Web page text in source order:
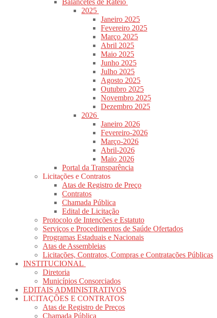
Balancetes de Rateio
2025
Janeiro 2025
Fevereiro 2025
Março 2025
Abril 2025
Maio 2025
Junho 2025
Julho 2025
Agosto 2025
Outubro 2025
Novembro 2025
Dezembro 2025
2026
Janeiro 2026
Fevereiro-2026
Março-2026
Abril-2026
Maio 2026
Portal da Transparência
Licitações e Contratos
Atas de Registro de Preço
Contratos
Chamada Pública
Edital de Licitação
Protocolo de Intenções e Estatuto
Serviços e Procedimentos de Saúde Ofertados
Programas Estaduais e Nacionais
Atas de Assembleias
Licitações, Contratos, Compras e Contratações Públicas
INSTITUCIONAL
Diretoria
Municípios Consorciados
EDITAIS ADMINISTRATIVOS
LICITAÇÕES E CONTRATOS
Atas de Registro de Preços
Chamada Pública